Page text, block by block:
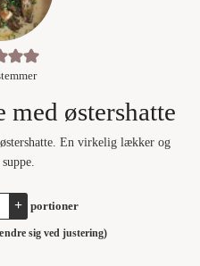
med østershatte
En virkelig lækker og
+ portioner
sig ved justering)